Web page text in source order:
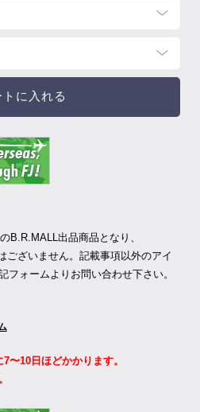
トに入れる
B.R.MALL出品商品となり、
ございません。記載事項以外のアイ
フォームよりお問い合わせ下さい。
〜10日ほどかかります。